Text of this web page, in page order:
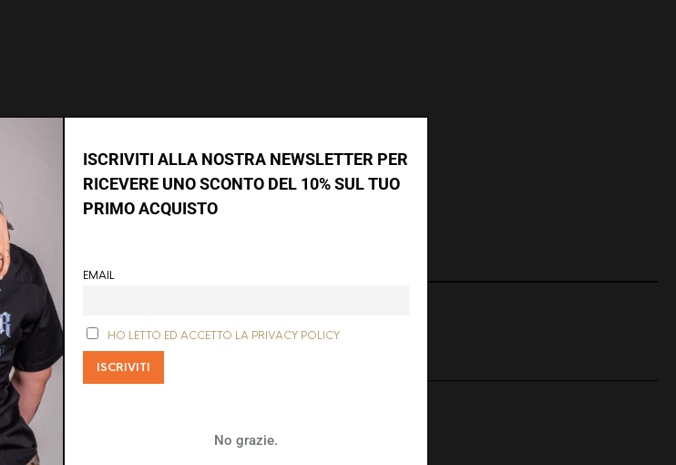
PIN
THIS ITEM
A FRIEND
THIS ITEM
i cookie per fornirti una migliore
Cliccando sul pulsante "Accetta
di tutti i cookie presenti sul
informazioni clicca sul pulsante
ISCRIVITI ALLA NOSTRA NEWSLETTER PER
RICEVERE UNO SCONTO DEL 10% SUL TUO
PRIMO ACQUISTO
EMAIL
HO LETTO ED ACCETTO LA PRIVACY POLICY
No grazie.